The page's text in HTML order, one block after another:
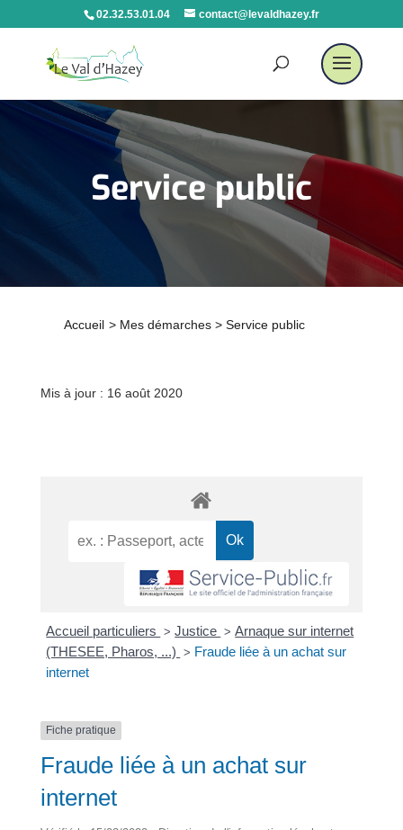
02.32.53.01.04 contact@levaldhazey.fr
Service public
Accueil > Mes démarches > Service public
Mis à jour : 16 août 2020
Accueil particuliers > Justice > Arnaque sur internet
(THESEE, Pharos, ...) > Fraude liée à un achat sur
internet
Fiche pratique
Fraude liée à un achat sur
internet